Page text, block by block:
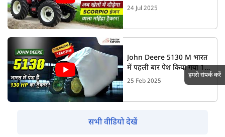
Mahindra Novo 755 DI
24 Jul 2025
John Deere 5130 M भारत
में पहली बार पेश किया गया 130
हॉर्सपावर (HP) का ट्रैक्टर !
25 Feb 2025
सभी वीडियो देखें
हमसे संपर्क करें